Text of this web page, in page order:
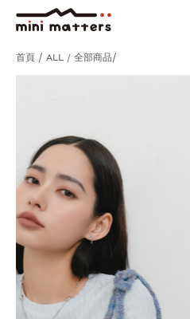
首頁 ALL / 全部商品